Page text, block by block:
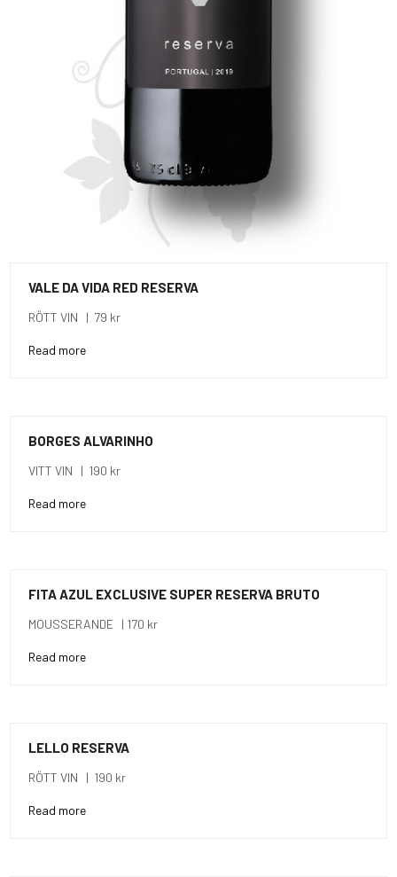
VALE DA VIDA RED RESERVA
RÖTT VIN | 79 kr
Read more
BORGES ALVARINHO
VITT VIN | 190 kr
Read more
FITA AZUL EXCLUSIVE SUPER RESERVA BRUTO
MOUSSERANDE | 170 kr
Read more
LELLO RESERVA
RÖTT VIN | 190 kr
Read more